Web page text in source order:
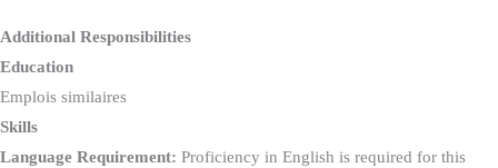
Additional Responsibilities
Education
Skills
Language Requirement: Proficiency in English is required for this